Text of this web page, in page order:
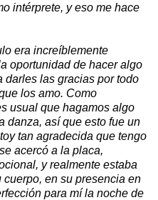
intérprete, y eso me hace
era increíblemente
oportunidad de hacer algo
darles las gracias por todo
los amo. Como
usual que hagamos algo
danza, así que esto fue un
tan agradecida que tengo
acercó a la placa,
y realmente estaba
en su presencia en
para mí la noche de